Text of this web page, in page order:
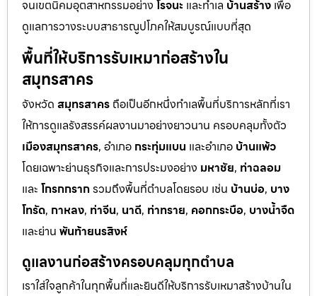
จนเขตนิคมอุตสาหกรรมอย่าง โรจนะ และทำเล บ้านสร้าง เพื่อ
ดูแลการวางระบบสาธารณูปโภคให้สมบูรณ์แบบที่สุด
พื้นที่ให้บริการรับเหมาก่อสร้างใน
สมุทรสาคร
จังหวัด สมุทรสาคร ถือเป็นอีกหนึ่งทำเลพื้นที่บริการหลักที่เรา
ให้การดูแลรังสรรค์ผลงานมาอย่างยาวนาน ครอบคลุมทั้งตัว
เมืองสมุทรสาคร, อำเภอ กระทุ่มแบน และอำเภอ บ้านแพ้ว
โดยเฉพาะย่านธุรกิจและการประมงอย่าง มหาชัย, ท่าฉลอม
และ โกรกกรากรวมถึงพื้นที่ตำบลโดยรอบ เช่น บ้านบ่อ, บาง
โทรัด, กาหลง, ท่าจีน, นาดี, ท่าทราย, คอกกระบือ, บางน้ำจืด
และย่าน พันท้ายนรสิงห์
ดูแลงานก่อสร้างครอบคลุมทุกตำบล
เราใส่ใจลูกค้าในทุกพื้นที่และยินดีให้บริการรับเหมาสร้างบ้านใน